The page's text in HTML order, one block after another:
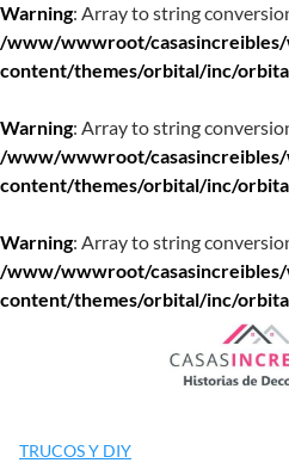
Warning: Array to string
/www/wwwroot/
content/themes/orbital/inc/
Warning: Array to string
/www/wwwroot/
content/themes/orbital/inc/
Warning: Array to string
/www/wwwroot/
content/themes/orbital/inc/
TRUCOS Y DIY